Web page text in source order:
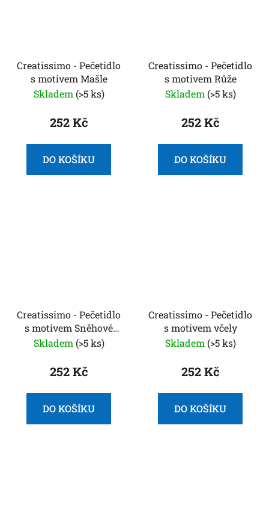
Creatissimo - Pečetidlo
s motivem Mašle
Skladem (>5 ks)
252 Kč
DO KOŠÍKU
Creatissimo - Pečetidlo
s motivem Růže
Skladem (>5 ks)
252 Kč
DO KOŠÍKU
Creatissimo - Pečetidlo
s motivem Sněhové
vločky
Skladem (>5 ks)
252 Kč
DO KOŠÍKU
Creatissimo - Pečetidlo
s motivem včely
Skladem (>5 ks)
252 Kč
DO KOŠÍKU